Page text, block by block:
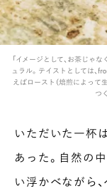
「イメージとして、お茶じゃ
ュラル。テイストとしては、
えばロースト（焙煎によって
つ
いただいた一杯
あった。自然の
い浮かべながら